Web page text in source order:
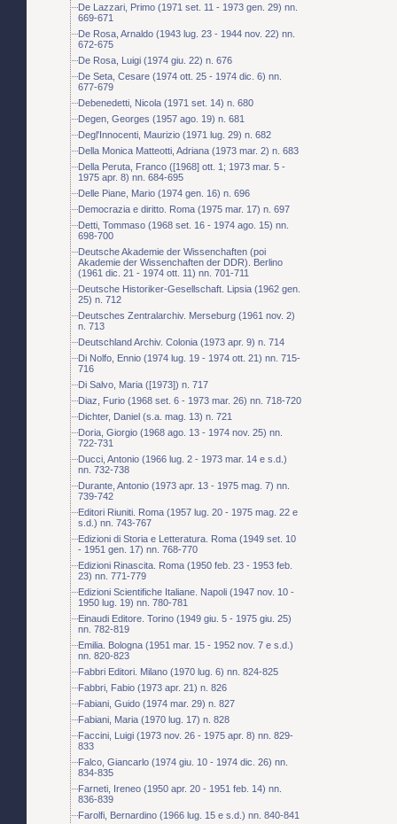
De Lazzari, Primo (1971 set. 11 - 1973 gen. 29) nn.
669-671
De Rosa, Arnaldo (1943 lug. 23 - 1944 nov. 22) nn.
672-675
De Rosa, Luigi (1974 giu. 22) n. 676
De Seta, Cesare (1974 ott. 25 - 1974 dic. 6) nn.
677-679
Debenedetti, Nicola (1971 set. 14) n. 680
Degen, Georges (1957 ago. 19) n. 681
Degl'Innocenti, Maurizio (1971 lug. 29) n. 682
Della Monica Matteotti, Adriana (1973 mar. 2) n. 683
Della Peruta, Franco ([1968] ott. 1; 1973 mar. 5 -
1975 apr. 8) nn. 684-695
Delle Piane, Mario (1974 gen. 16) n. 696
Democrazia e diritto. Roma (1975 mar. 17) n. 697
Detti, Tommaso (1968 set. 16 - 1974 ago. 15) nn.
698-700
Deutsche Akademie der Wissenchaften (poi
Akademie der Wissenchaften der DDR). Berlino
(1961 dic. 21 - 1974 ott. 11) nn. 701-711
Deutsche Historiker-Gesellschaft. Lipsia (1962 gen.
25) n. 712
Deutsches Zentralarchiv. Merseburg (1961 nov. 2)
n. 713
Deutschland Archiv. Colonia (1973 apr. 9) n. 714
Di Nolfo, Ennio (1974 lug. 19 - 1974 ott. 21) nn. 715-
716
Di Salvo, Maria ([1973]) n. 717
Diaz, Furio (1968 set. 6 - 1973 mar. 26) nn. 718-720
Dichter, Daniel (s.a. mag. 13) n. 721
Doria, Giorgio (1968 ago. 13 - 1974 nov. 25) nn.
722-731
Ducci, Antonio (1966 lug. 2 - 1973 mar. 14 e s.d.)
nn. 732-738
Durante, Antonio (1973 apr. 13 - 1975 mag. 7) nn.
739-742
Editori Riuniti. Roma (1957 lug. 20 - 1975 mag. 22 e
s.d.) nn. 743-767
Edizioni di Storia e Letteratura. Roma (1949 set. 10
- 1951 gen. 17) nn. 768-770
Edizioni Rinascita. Roma (1950 feb. 23 - 1953 feb.
23) nn. 771-779
Edizioni Scientifiche Italiane. Napoli (1947 nov. 10 -
1950 lug. 19) nn. 780-781
Einaudi Editore. Torino (1949 giu. 5 - 1975 giu. 25)
nn. 782-819
Emilia. Bologna (1951 mar. 15 - 1952 nov. 7 e s.d.)
nn. 820-823
Fabbri Editori. Milano (1970 lug. 6) nn. 824-825
Fabbri, Fabio (1973 apr. 21) n. 826
Fabiani, Guido (1974 mar. 29) n. 827
Fabiani, Maria (1970 lug. 17) n. 828
Faccini, Luigi (1973 nov. 26 - 1975 apr. 8) nn. 829-
833
Falco, Giancarlo (1974 giu. 10 - 1974 dic. 26) nn.
834-835
Farneti, Ireneo (1950 apr. 20 - 1951 feb. 14) nn.
836-839
Farolfi, Bernardino (1966 lug. 15 e s.d.) nn. 840-841